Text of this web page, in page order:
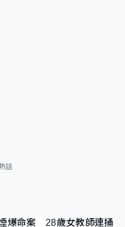
話
爆命案 28歲女教師連捅